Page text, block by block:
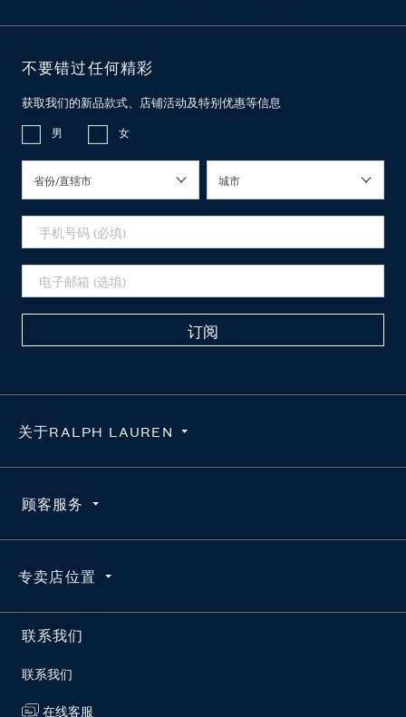
关于RALPH LAUREN
使用条款
维护真品
顾客服务
配送
专卖店位置
联系我们
联系我们
在线客服
不要错过任何精彩
获取我们的新品款式、店铺活动及特别优惠等信息
男 女
省份/直辖市 城市
订阅